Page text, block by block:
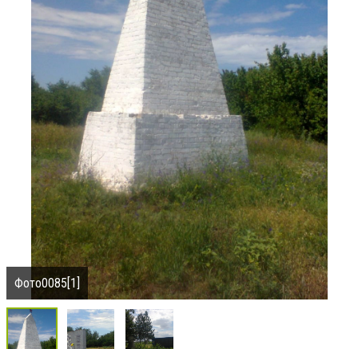
Фото0085[1]